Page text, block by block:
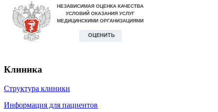
Клиника
Структура клиники
Информация для пациентов